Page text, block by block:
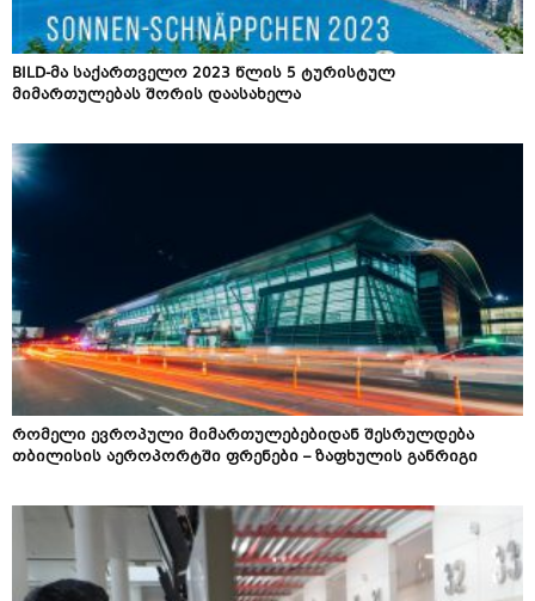
BILD-მა საქართველო 2023 წლის 5 ტურისტულ
მიმართულებას შორის დაასახელა
რომელი ევროპული მიმართულებებიდან შესრულდება
თბილისის აეროპორტში ფრენები – ზაფხულის განრიგი